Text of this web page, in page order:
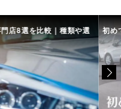
店8選を比較｜種類や選 初め